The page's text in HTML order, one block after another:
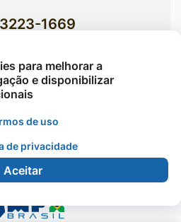
1669
Institucionais
Bairro Jardim Celeste -
de Cáceres - Todos os
reservados
para melhorar a
e disponibilizar
de uso
de privacidade
Aceitar